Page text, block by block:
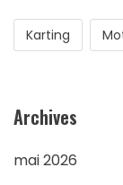
Karting
Archives
mai 2026